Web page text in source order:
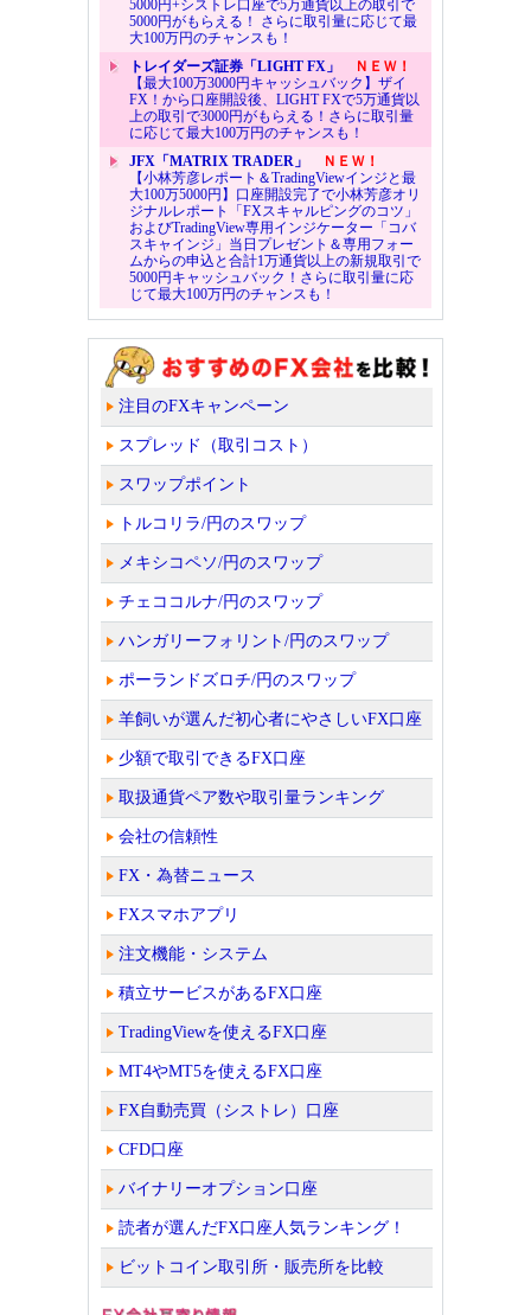
5000円+シストレ口座で5万通貨以上の取引で
5000円がもらえる！ さらに取引量に応じて最
大100万円のチャンスも！
トレイダーズ証券「LIGHT FX」
ＮＥＷ！
【最大100万3000円キャッシュバック】ザイ
FX！から口座開設後、LIGHT FXで5万通貨以
上の取引で3000円がもらえる！さらに取引量
に応じて最大100万円のチャンスも！
JFX「MATRIX TRADER」
ＮＥＷ！
【小林芳彦レポート＆TradingViewインジと最
大100万5000円】口座開設完了で小林芳彦オリ
ジナルレポート「FXスキャルピングのコツ」
およびTradingView専用インジケーター「コバ
スキャインジ」当日プレゼント＆専用フォー
ムからの申込と合計1万通貨以上の新規取引で
5000円キャッシュバック！さらに取引量に応
じて最大100万円のチャンスも！
注目のFXキャンペーン
スプレッド（取引コスト）
スワップポイント
トルコリラ/円のスワップ
メキシコペソ/円のスワップ
チェココルナ/円のスワップ
ハンガリーフォリント/円のスワップ
ポーランドズロチ/円のスワップ
羊飼いが選んだ初心者にやさしいFX口座
少額で取引できるFX口座
取扱通貨ペア数や取引量ランキング
会社の信頼性
FX・為替ニュース
FXスマホアプリ
注文機能・システム
積立サービスがあるFX口座
TradingViewを使えるFX口座
MT4やMT5を使えるFX口座
FX自動売買（シストレ）口座
CFD口座
バイナリーオプション口座
読者が選んだFX口座人気ランキング！
ビットコイン取引所・販売所を比較